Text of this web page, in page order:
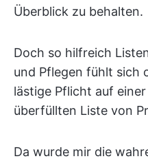
Überblick zu behalten.
Doch so hilfreich
und Pflegen fühlt sich
lästige Pflicht auf
überfüllten Liste von
Da wurde mir die